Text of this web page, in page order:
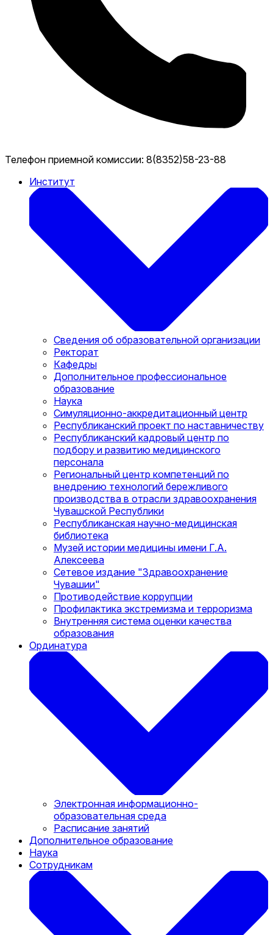
Телефон приемной комиссии: 8(8352)58-23-88
Институт
Сведения об образовательной организации
Ректорат
Кафедры
Дополнительное профессиональное
образование
Наука
Симуляционно-аккредитационный центр
Республиканский проект по наставничеству
Республиканский кадровый центр по
подбору и развитию медицинского
персонала
Региональный центр компетенций по
внедрению технологий бережливого
производства в отрасли здравоохранения
Чувашской Республики
Республиканская научно-медицинская
библиотека
Музей истории медицины имени Г.А.
Алексеева
Сетевое издание "Здравоохранение
Чувашии"
Противодействие коррупции
Профилактика экстремизма и терроризма
Внутренняя система оценки качества
образования
Ординатура
Электронная информационно-
образовательная среда
Расписание занятий
Дополнительное образование
Наука
Сотрудникам